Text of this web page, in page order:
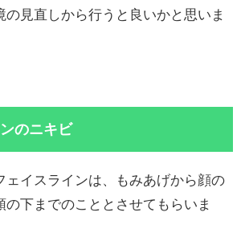
の見直しから行うと良いかと思いま
のニキビ
ェイスラインは、もみあげから顔の
の下までのこととさせてもらいま